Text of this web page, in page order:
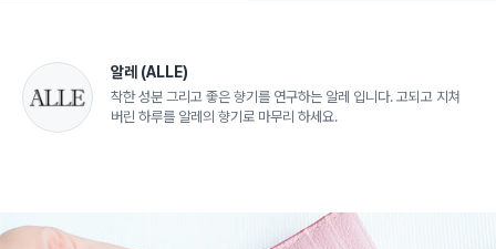
알레 (ALLE)
착한 성분 그리고 좋은 향기를 연구하는 알레 입니다. 고되고 지쳐
버린 하루를 알레의 향기로 마무리 하세요.